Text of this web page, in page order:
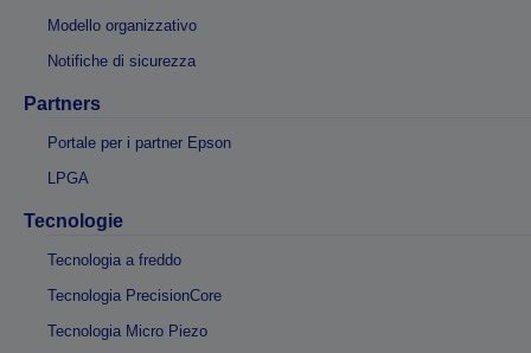
Modello organizzativo
Notifiche di sicurezza
Partners
Portale per i partner Epson
LPGA
Tecnologie
Tecnologia a freddo
Tecnologia PrecisionCore
Tecnologia Micro Piezo